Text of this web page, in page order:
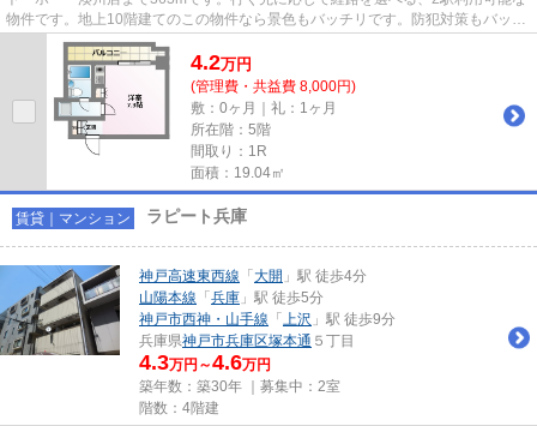
物件です。地上10階建てのこの物件なら景色もバッチリです。防犯対策もバッチ
リなマンションタイプの物件で...
4.2万円
(管理費・共益費 8,000円)
敷：0ヶ月｜礼：1ヶ月
所在階：5階
間取り：1R
面積：19.04㎡
賃貸｜マンション ラピート兵庫
神戸高速東西線 「 大開 」駅 徒歩4分
山陽本線 「 兵庫 」駅 徒歩5分
神戸市西神・山手線 「 上沢 」駅 徒歩9分
兵庫県神戸市兵庫区塚本通 ５丁目
4.3万円～4.6万円
築年数：築30年 ｜募集中： 2室
階数：4階建